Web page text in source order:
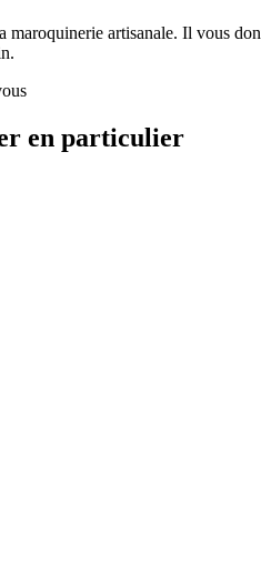
maroquinerie artisanale. Il vous
en particulier